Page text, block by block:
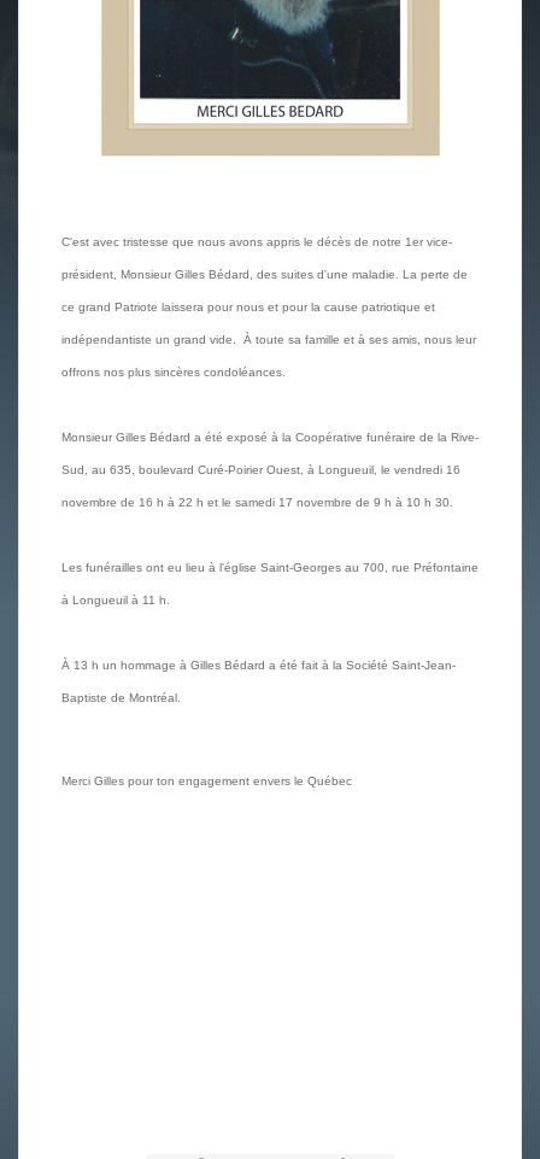
C'est avec tristesse que nous avons appris le décès de notre 1er vice-
président, Monsieur Gilles Bédard, des suites d'une maladie. La perte de
ce grand Patriote laissera pour nous et pour la cause patriotique et
indépendantiste un grand vide. À toute sa famille et à ses amis, nous leur
offrons nos plus sincères condoléances.
Monsieur Gilles Bédard a été exposé à la Coopérative funéraire de la Rive-
Sud, au 635, boulevard Curé-Poirier Ouest, à Longueuil, le vendredi 16
novembre de 16 h à 22 h et le samedi 17 novembre de 9 h à 10 h 30.
Les funérailles ont eu lieu à l'église Saint-Georges au 700, rue Préfontaine
à Longueuil à 11 h.
À 13 h un hommage à Gilles Bédard a été fait à la Société Saint-Jean-
Baptiste de Montréal.
Merci Gilles pour ton engagement envers le Québec